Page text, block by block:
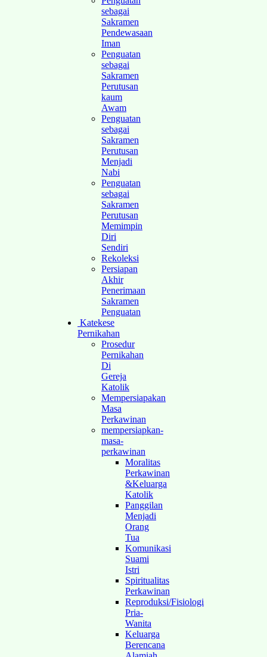
sebagai
Sakramen
Pendewasaan
Iman
Penguatan
sebagai
Sakramen
Perutusan
kaum
Awam
Penguatan
sebagai
Sakramen
Perutusan
Menjadi
Nabi
Penguatan
sebagai
Sakramen
Perutusan
Memimpin
Diri
Sendiri
Rekoleksi
Persiapan
Akhir
Penerimaan
Sakramen
Penguatan
Katekese
Pernikahan
Prosedur
Pernikahan
Di
Gereja
Katolik
Mempersiapakan
Masa
Perkawinan
mempersiapkan-
masa-
perkawinan
Moralitas
Perkawinan
&Keluarga
Katolik
Panggilan
Menjadi
Orang
Tua
Komunikasi
Suami
Istri
Spiritualitas
Perkawinan
Reproduksi/Fisiologi
Pria-
Wanita
Keluarga
Berencana